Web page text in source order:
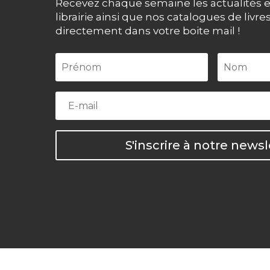
Recevez chaque semaine les actualités
librairie ainsi que nos catalogues de
directement dans votre boite mail !
S'inscrire à notre